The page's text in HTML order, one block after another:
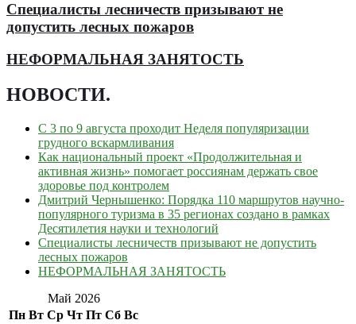
Специалисты лесничеств призывают не
допустить лесных пожаров
НЕФОРМАЛЬНАЯ ЗАНЯТОСТЬ
НОВОСТИ.
С 3 по 9 августа проходит Неделя популяризации
грудного вскармливания
Как национальный проект «Продолжительная и
активная жизнь» помогает россиянам держать свое
здоровье под контролем
Дмитрий Чернышенко: Порядка 110 маршрутов научно-
популярного туризма в 35 регионах создано в рамках
Десятилетия науки и технологий
Специалисты лесничеств призывают не допустить
лесных пожаров
НЕФОРМАЛЬНАЯ ЗАНЯТОСТЬ
Май 2026
Пн Вт Ср Чт Пт Сб Вс